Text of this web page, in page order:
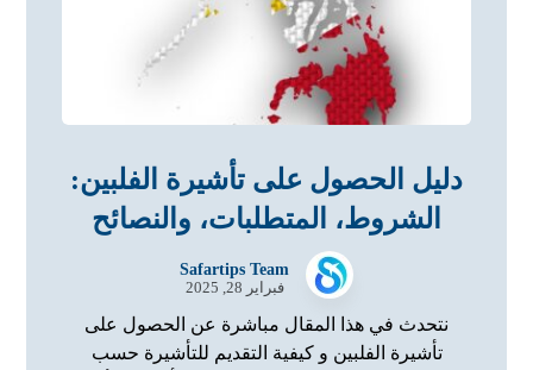
دليل الحصول على تأشيرة الفلبين:
الشروط، المتطلبات، والنصائح
Safartips Team
فبراير 28, 2025
نتحدث في هذا المقال مباشرة عن الحصول على
تأشيرة الفلبين و كيفية التقديم للتأشيرة حسب